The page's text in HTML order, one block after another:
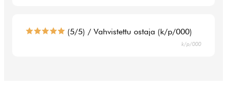
(5/5) / Vahvistettu ostaja (k/p/000)
k/p/000